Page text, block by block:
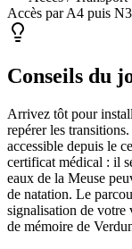
Accès par A4 puis
Conseils du
Arrivez tôt pour
repérer les
accessible depuis le
certificat médical : il
eaux de la Meuse
de natation. Le
signalisation de
de mémoire de